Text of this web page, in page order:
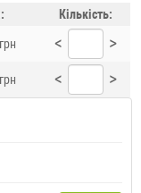
Кількість:
< >
< >